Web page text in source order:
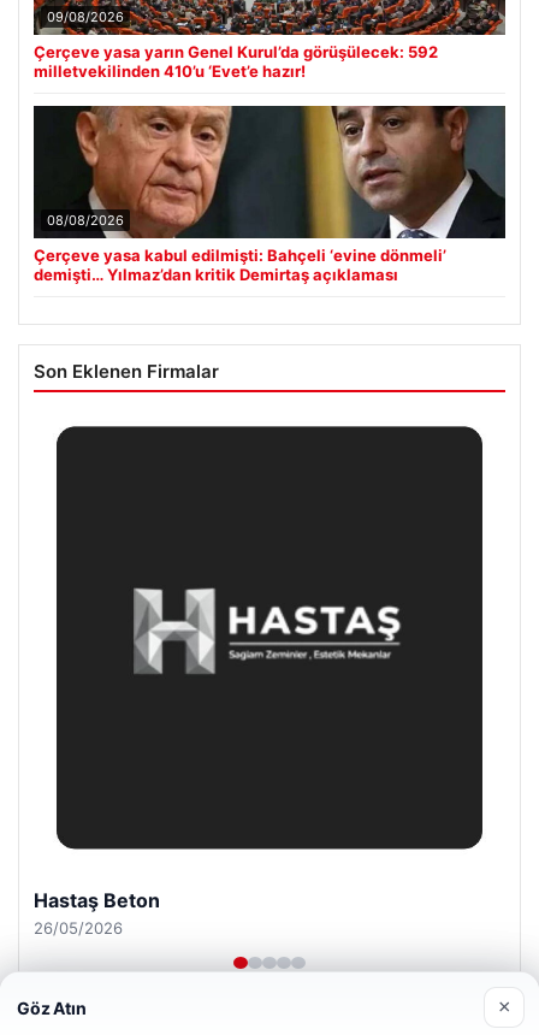
09/08/2026
Çerçeve yasa yarın Genel Kurul’da görüşülecek: 592
milletvekilinden 410’u ‘Evet’e hazır!
08/08/2026
Çerçeve yasa kabul edilmişti: Bahçeli ‘evine dönmeli’
demişti… Yılmaz’dan kritik Demirtaş açıklaması
Son Eklenen Firmalar
Prenses Night Club
29/04/2026
Göz Atın ×